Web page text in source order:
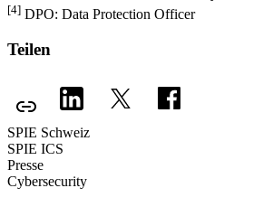
[4] DPO: Data Protection Officer
Teilen
SPIE Schweiz
SPIE ICS
Presse
Cybersecurity